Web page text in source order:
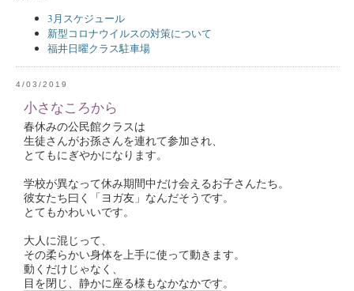
3月スケジュール
新型コロナウイルスの対策について
福井日曜クラス駐車場
4/03/2019
小さなころから
春休みの公民館クラスは
生徒さんがお孫さんを連れて参加され、
とてもにぎやかになります。
学校が異なって休み期間中だけ会えるお子さんたち。
彼女たち曰く「ヨガ友」なんだそうです。
とてもかわいいです。
大人に混じって、
その柔らかい身体を上手に使って動きます。
動くだけじゃなく、
目を閉じ、静かに座る様もなかなかです。